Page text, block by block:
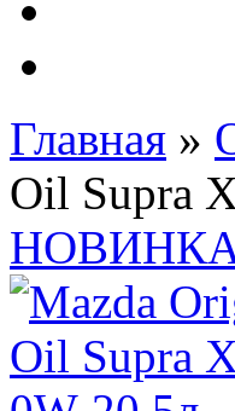
Главная »
Oil Supra